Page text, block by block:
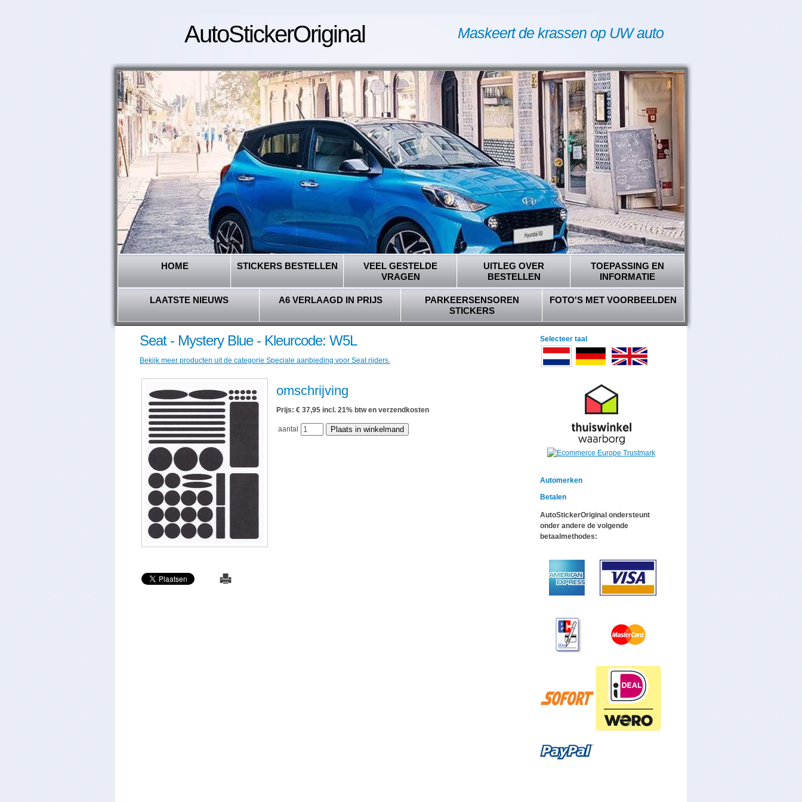
AutoStickerOriginal Maskeert de krassen op UW auto
HOME STICKERS BESTELLEN
VEEL GESTELDE
VRAGEN
UITLEG OVER
BESTELLEN
TOEPASSING EN
INFORMATIE
LAATSTE NIEUWS A6 VERLAAGD IN PRIJS
PARKEERSENSOREN
STICKERS
FOTO'S MET VOORBEELDEN
Seat - Mystery Blue - Kleurcode: W5L
Bekijk meer producten uit de categorie Speciale aanbieding voor Seat rijders.
omschrijving
Prijs: € 37,95 incl. 21% btw en verzendkosten
aantal
Selecteer taal
Automerken
Betalen
AutoStickerOriginal ondersteunt
onder andere de volgende
betaalmethodes: